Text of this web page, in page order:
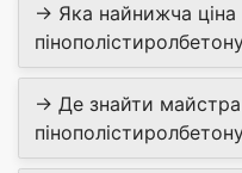
→ Яка найнижча
→ Де знайти